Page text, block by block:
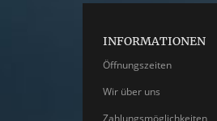
INFORMATIONEN
Öffnungszeiten
Wir über uns
Zahlungsmöglichkeiten